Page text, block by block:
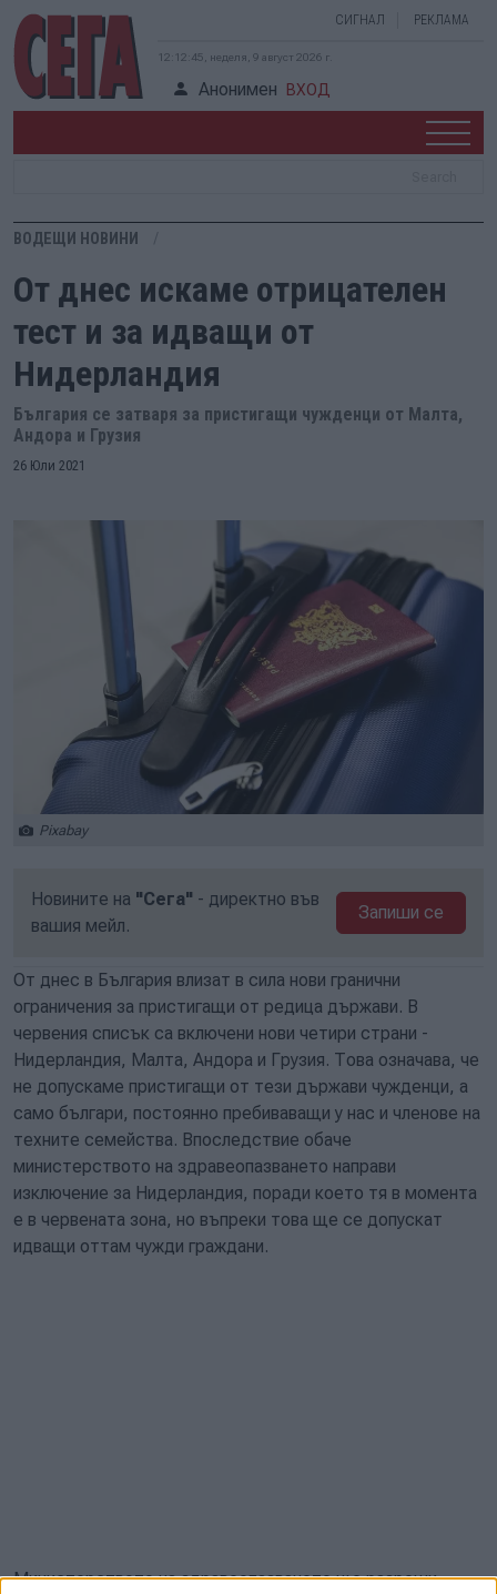
СИГНАЛ РЕКЛАМА
12:12:46, неделя, 9 август 2026 г.
Анонимен ВХОД
ВОДЕЩИ НОВИНИ
От днес искаме отрицателен
тест и за идващи от
Нидерландия
България се затваря за пристигащи чужденци от Малта,
Андора и Грузия
26 Юли 2021
Pixabay
Новините на "Сега" - директно във
вашия мейл.
Запиши се
От днес в България влизат в сила нови гранични
ограничения за пристигащи от редица държави. В
червения списък са включени нови четири страни -
Нидерландия, Малта, Андора и Грузия. Това означава, че
не допускаме пристигащи от тези държави чужденци, а
само българи, постоянно пребиваващи у нас и членове на
техните семейства. Впоследствие обаче
министерството на здравеопазването направи
изключение за Нидерландия, поради което тя в момента
е в червената зона, но въпреки това ще се допускат
идващи оттам чужди граждани.
Министерството на здравеопазването ще разреши